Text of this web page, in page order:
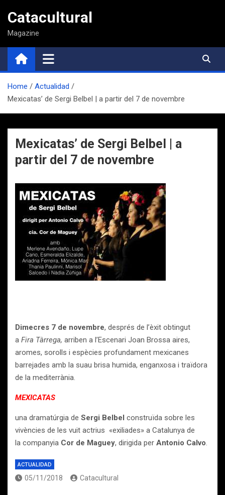
contenido
Catacultural
Magazine
Home
Actualidad
Mexicatas’ de Sergi Belbel | a partir del 7 de novembre
Mexicatas’ de Sergi Belbel | a
partir del 7 de novembre
Dimecres 7 de novembre, després de l’èxit obtingut
a Fira Tàrrega, arriben a l’Escenari Joan Brossa aires,
aromes, sorolls i espècies profundament mexicanes
barrejades amb la suau brisa humida, enganxosa i traïdora
de la mediterrània.
MEXICATAS
una dramatúrgia de Sergi Belbel construïda sobre les
vivències de les vuit actrius «exiliades» a Catalunya de
la companyia Cor de Maguey, dirigida per Antonio Calvo.
ACTUALIDAD
05/11/2018 Catacultural